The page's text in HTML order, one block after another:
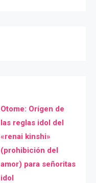
Otome: Orígen de
las reglas idol del
«renai kinshi»
(prohibición del
amor) para señoritas
idol